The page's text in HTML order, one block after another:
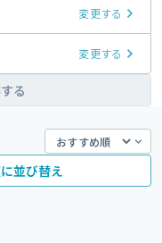
変更する
変更する
る
並び替え